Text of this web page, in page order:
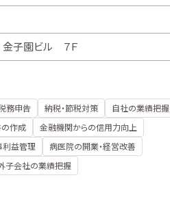
金子園ビル ７Ｆ
務申告 納税・節税対策
自社の業績把握
作成
金融機関からの信用力向上
益管理
病医院の開業・経営改善
子会社の業績把握